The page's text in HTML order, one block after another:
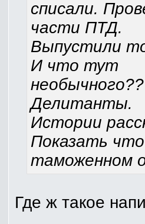
списали.
части ПТД.
Выпустили
И что тут
Делитанты.
Истории
Показать
таможенном
Где ж такое